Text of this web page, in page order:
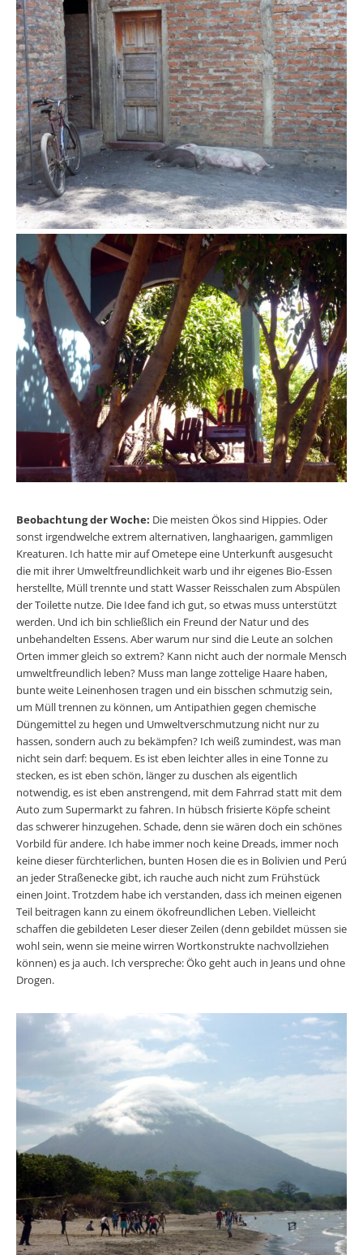
Beobachtung der Woche: Die meisten Ökos sind Hippies. Oder
sonst irgendwelche extrem alternativen, langhaarigen, gammligen
Kreaturen. Ich hatte mir auf Ometepe eine Unterkunft ausgesucht
die mit ihrer Umweltfreundlichkeit warb und ihr eigenes Bio-Essen
herstellte, Müll trennte und statt Wasser Reisschalen zum Abspülen
der Toilette nutze. Die Idee fand ich gut, so etwas muss unterstützt
werden. Und ich bin schließlich ein Freund der Natur und des
unbehandelten Essens. Aber warum nur sind die Leute an solchen
Orten immer gleich so extrem? Kann nicht auch der normale Mensch
umweltfreundlich leben? Muss man lange zottelige Haare haben,
bunte weite Leinenhosen tragen und ein bisschen schmutzig sein,
um Müll trennen zu können, um Antipathien gegen chemische
Düngemittel zu hegen und Umweltverschmutzung nicht nur zu
hassen, sondern auch zu bekämpfen? Ich weiß zumindest, was man
nicht sein darf: bequem. Es ist eben leichter alles in eine Tonne zu
stecken, es ist eben schön, länger zu duschen als eigentlich
notwendig, es ist eben anstrengend, mit dem Fahrrad statt mit dem
Auto zum Supermarkt zu fahren. In hübsch frisierte Köpfe scheint
das schwerer hinzugehen. Schade, denn sie wären doch ein schönes
Vorbild für andere. Ich habe immer noch keine Dreads, immer noch
keine dieser fürchterlichen, bunten Hosen die es in Bolivien und Perú
an jeder Straßenecke gibt, ich rauche auch nicht zum Frühstück
einen Joint. Trotzdem habe ich verstanden, dass ich meinen eigenen
Teil beitragen kann zu einem ökofreundlichen Leben. Vielleicht
schaffen die gebildeten Leser dieser Zeilen (denn gebildet müssen sie
wohl sein, wenn sie meine wirren Wortkonstrukte nachvollziehen
können) es ja auch. Ich verspreche: Öko geht auch in Jeans und ohne
Drogen.